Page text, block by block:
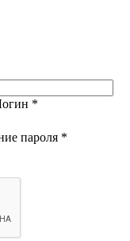
*
пароля *